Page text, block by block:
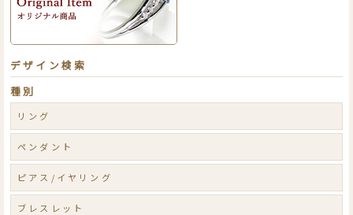
デザイン検索
種別
リング
ペンダント
ピアス/イヤリング
ブレスレット